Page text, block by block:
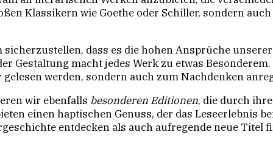
Klassikern wie Goethe oder Schiller, sondern
dass es die hohen Ansprüche
Gestaltung macht jedes Werk zu etwas
werden, sondern auch zum Nachdenken
wir ebenfalls besonderen Editionen, die durch
einen haptischen Genuss, der das Leseerlebnis
entdecken als auch aufregende neue Titel